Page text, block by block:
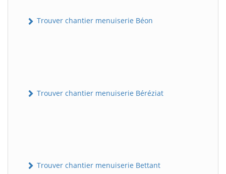
Trouver chantier menuiserie Béon
Trouver chantier menuiserie Béréziat
Trouver chantier menuiserie Bettant